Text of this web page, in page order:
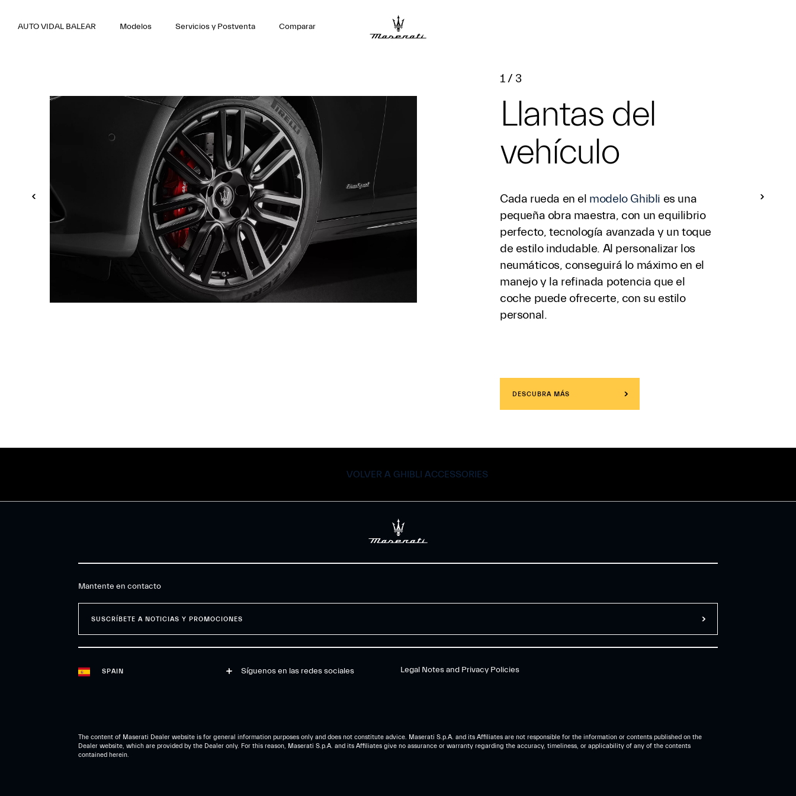
AUTO VIDAL BALEAR Modelos Servicios y Postventa Comparar
1 / 3
Llantas del
vehículo
Cada rueda en el modelo Ghibli es una
pequeña obra maestra, con un equilibrio
perfecto, tecnología avanzada y un toque
de estilo indudable. Al personalizar los
neumáticos, conseguirá lo máximo en el
manejo y la refinada potencia que el
coche puede ofrecerte, con su estilo
personal.
DESCUBRA MÁS
VOLVER A GHIBLI ACCESSORIES
Mantente en contacto
SUSCRÍBETE A NOTICIAS Y PROMOCIONES
SPAIN Síguenos en las redes sociales Legal Notes and Privacy Policies
The content of Maserati Dealer website is for general information purposes only and does not constitute advice. Maserati S.p.A. and its Affiliates are not responsible for the information or contents published on the
Dealer website, which are provided by the Dealer only. For this reason, Maserati S.p.A. and its Affiliates give no assurance or warranty regarding the accuracy, timeliness, or applicability of any of the contents
contained herein.